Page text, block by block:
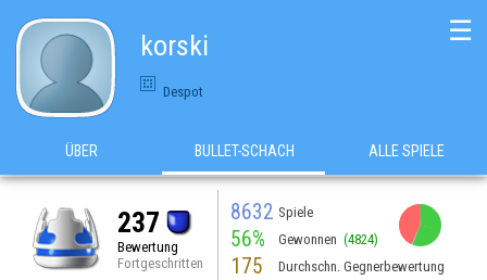
korski
Despot
☰
ÜBER BULLET-SCHACH ALLE SPIELE
237
Bewertung
Fortgeschritten
8632 Spiele
56% Gewonnen (4824)
175 Durchschn. Gegnerbewertung